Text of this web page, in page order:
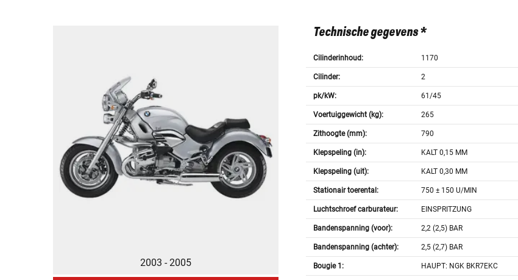
2003 - 2005
Technische gegevens *
Cilinderinhoud: 1170
Cilinder: 2
pk/kW: 61/45
Voertuiggewicht (kg): 265
Zithoogte (mm): 790
Klepspeling (in): KALT 0,15 MM
Klepspeling (uit): KALT 0,30 MM
Stationair toerental: 750 ± 150 U/MIN
Luchtschroef carburateur: EINSPRITZUNG
Bandenspanning (voor): 2,2 (2,5) BAR
Bandenspanning (achter): 2,5 (2,7) BAR
Bougie 1: HAUPT: NGK BKR7EKC